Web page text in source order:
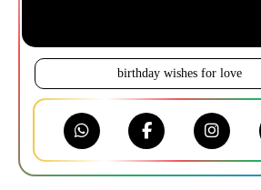
birthday wishes for love